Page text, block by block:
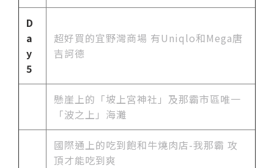
D
a
y
5
超好買的宜野灣商場 有Uniqlo和Mega唐
吉訶德
懸崖上的「坡上宮神社」及那霸市區唯一
「波之上」海灘
國際通上的吃到飽和牛燒肉店-我那霸 攻
頂才能吃到爽